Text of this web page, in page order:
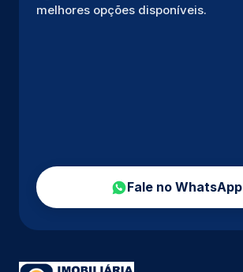
melhores opções disponíveis.
Fale no WhatsApp